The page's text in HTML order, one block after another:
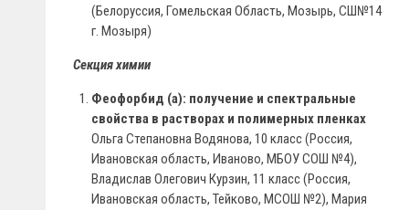
(Белоруссия, Гомельская Область, Мозырь, СШ№14
г. Мозыря)
Секция химии
Феофорбид (а): получение и спектральные
свойства в растворах и полимерных пленках
Ольга Степановна Водянова, 10 класс (Россия,
Ивановская область, Иваново, МБОУ СОШ №4),
Владислав Олегович Курзин, 11 класс (Россия,
Ивановская область, Тейково, МСОШ №2), Мария